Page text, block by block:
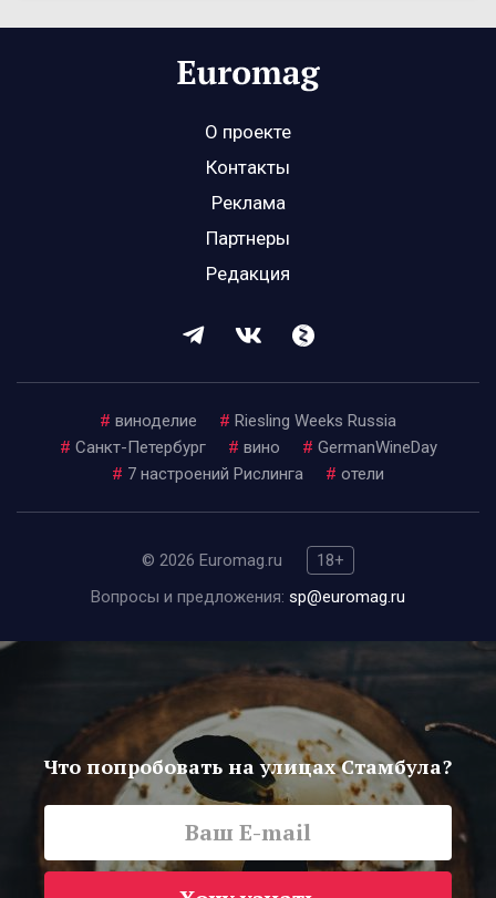
О проекте
Контакты
Реклама
Партнеры
Редакция
# виноделие # Riesling Weeks Russia
# Санкт-Петербург # вино # GermanWineDay
# 7 настроений Рислинга # отели
© 2026 Euromag.ru
18+
Вопросы и предложения: sp@euromag.ru
Что попробовать на улицах Стамбула?